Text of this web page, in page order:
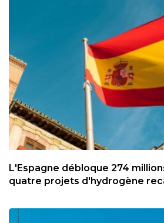
L'Espagne débloque 274
quatre projets d'hydrogène